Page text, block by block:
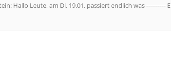
Hallo Leute, am Di. 19.01. passiert endlich was